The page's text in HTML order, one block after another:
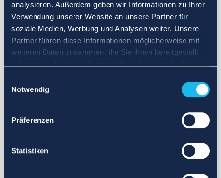
analysieren. Außerdem geben wir Informationen zu Ihrer
Verwendung unserer Website an unsere Partner für
soziale Medien, Werbung und Analysen weiter. Unsere
Partner führen diese Informationen möglicherweise mit
weiteren Daten zusammen, die Sie ihnen bereitgestellt
Notwendig
Präferenzen
Statistiken